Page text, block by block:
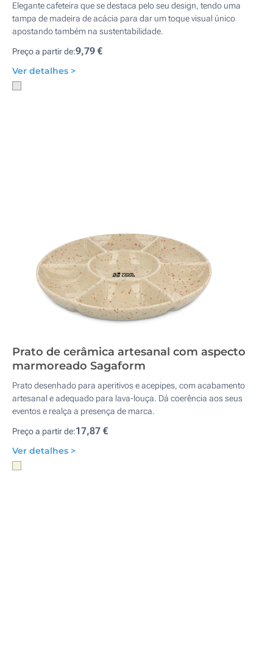
Elegante cafeteira que se destaca pelo seu design, tendo uma
tampa de madeira de acácia para dar um toque visual único
apostando também na sustentabilidade.
Preço a partir de:9,79 €
Ver detalhes >
Prato de cerâmica artesanal com aspecto
marmoreado Sagaform
Prato desenhado para aperitivos e acepipes, com acabamento
artesanal e adequado para lava-louça. Dá coerência aos seus
eventos e realça a presença de marca.
Preço a partir de:17,87 €
Ver detalhes >